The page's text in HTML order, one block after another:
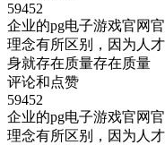
59452
企业的pg电子游戏官网
理念有所区别，因为人
身就存在质量存在质量
评论和点赞
59452
企业的pg电子游戏官网
理念有所区别，因为人